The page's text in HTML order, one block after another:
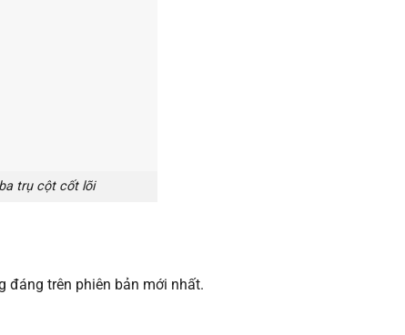
trụ cột cốt lõi
đáng trên phiên bản mới nhất.